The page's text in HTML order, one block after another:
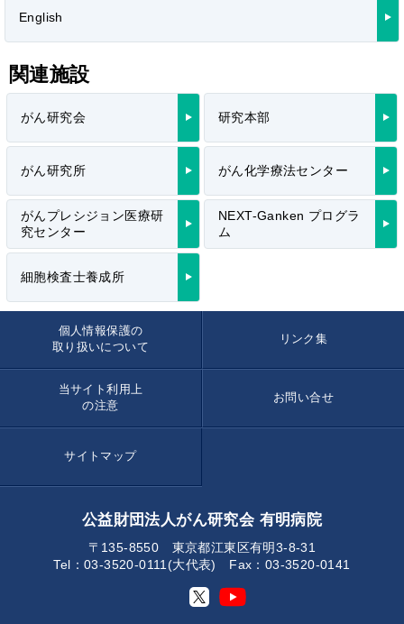
English
関連施設
がん研究会 研究本部
がん研究所 がん化学療法センター
がんプレシジョン医療研
究センター
NEXT-Ganken プログラ
ム
細胞検査士養成所
公益財団法人がん研究会 有明病院
〒135-8550 東京都江東区有明3-8-31
Tel：03-3520-0111(大代表) Fax：03-3520-0141
個人情報保護の
取り扱いについて
リンク集
当サイト利用上
の注意
お問い合せ
サイトマップ